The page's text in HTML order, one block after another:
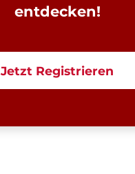
entdecken!
Jetzt Registrieren